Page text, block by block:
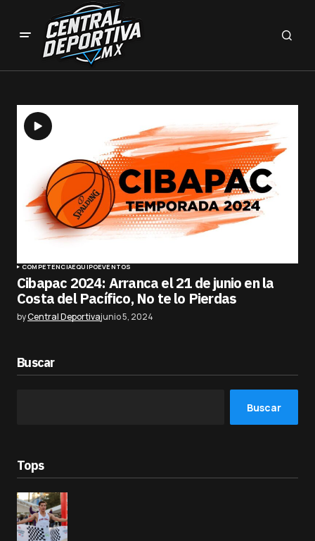
COMPETENCIAEQUIPOEVENTOS
Cibapac 2024: Arranca el 21 de junio en la
Costa del Pacífico, No te lo Pierdas
byCentral Deportivajunio 5, 2024
Buscar
Buscar
Tops